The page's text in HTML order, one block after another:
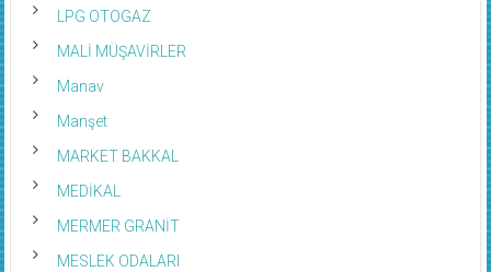
LPG OTOGAZ
MALİ MÜŞAVİRLER
Manav
Manşet
MARKET BAKKAL
MEDİKAL
MERMER GRANİT
MESLEK ODALARI